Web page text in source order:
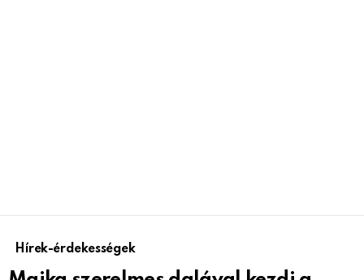
Hírek-érdekességek